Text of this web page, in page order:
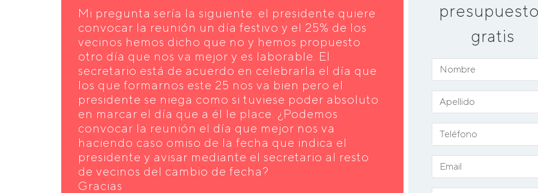
Mi pregunta sería la siguiente: el presidente quiere
convocar la reunión un día festivo y el 25% de los
vecinos hemos dicho que no y hemos propuesto
otro día que nos va mejor y es laborable. El
secretario está de acuerdo en celebrarla el día que
los que formarnos este 25 nos va bien pero el
presidente se niega como si tuviese poder absoluto
en marcar el día que a él le place. ¿Podemos
convocar la reunión el día que mejor nos va
haciendo caso omiso de la fecha que indica el
presidente y avisar mediante el secretario al resto
de vecinos del cambio de fecha?
Gracias
gratis